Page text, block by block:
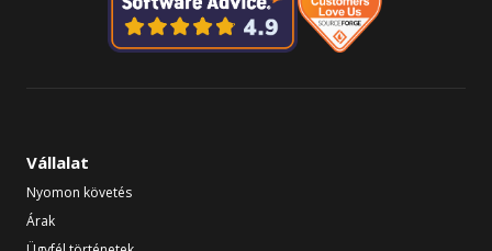
Vállalat
Nyomon követés
Árak